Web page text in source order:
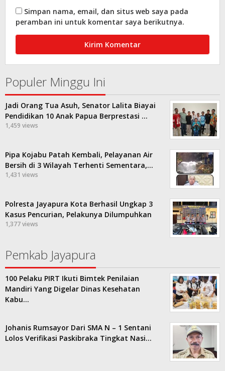
Simpan nama, email, dan situs web saya pada
peramban ini untuk komentar saya berikutnya.
Populer Minggu Ini
Jadi Orang Tua Asuh, Senator Lalita Biayai
Pendidikan 10 Anak Papua Berprestasi …
1,459 views
Pipa Kojabu Patah Kembali, Pelayanan Air
Bersih di 3 Wilayah Terhenti Sementara,…
1,431 views
Polresta Jayapura Kota Berhasil Ungkap 3
Kasus Pencurian, Pelakunya Dilumpuhkan
1,377 views
Pemkab Jayapura
100 Pelaku PIRT Ikuti Bimtek Penilaian
Mandiri Yang Digelar Dinas Kesehatan
Kabu…
Johanis Rumsayor Dari SMA N – 1 Sentani
Lolos Verifikasi Paskibraka Tingkat Nasi…